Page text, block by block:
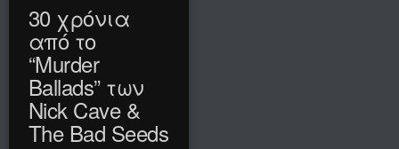
30 χρόνια
από το
“Murder
Ballads” των
Nick Cave &
The Bad Seeds